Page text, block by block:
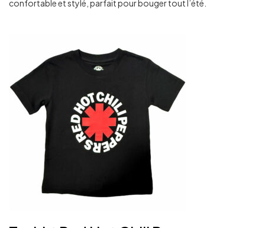
confortable et stylé, parfait pour bouger tout l’été.